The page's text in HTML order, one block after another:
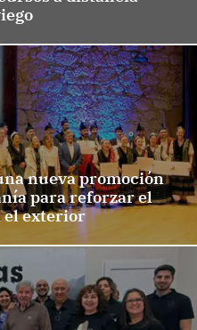
nueva promoción
para reforzar el
el exterior